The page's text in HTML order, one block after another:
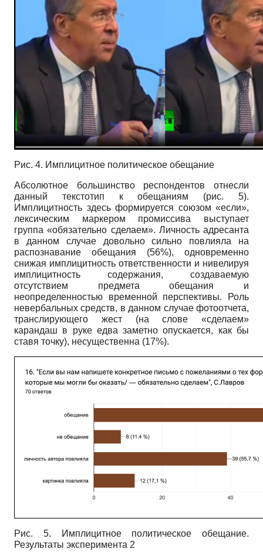
Рис. 4. Имплицитное политическое обещание
Абсолютное большинство респондентов отнесли
данный текстотип к обещаниям (рис. 5).
Имплицитность здесь формируется союзом «если»,
лексическим маркером промиссива выступает
группа «обязательно сделаем». Личность адресанта
в данном случае довольно сильно повлияла на
распознавание обещания (56%), одновременно
снижая имплицитность ответственности и нивелируя
имплицитность содержания, создаваемую
отсутствием предмета обещания и
неопределенностью временной перспективы. Роль
невербальных средств, в данном случае фотоотчета,
транслирующего жест (на слове «сделаем»
карандаш в руке едва заметно опускается, как бы
ставя точку), несущественна (17%).
Рис. 5. Имплицитное политическое обещание.
Результаты эксперимента 2